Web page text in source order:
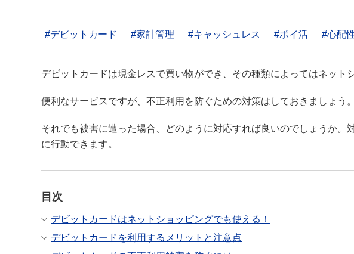
デビットカード 家計管理 キャッシュレス ポイ活 心配
デビットカードは現金レスで買い物ができ、その種類によってはネット
便利なサービスですが、不正利用を防ぐための対策はしておきましょう
それでも被害に遭った場合、どのように対応すれば良いのでしょうか
に行動できます。
目次
デビットカードはネットショッピングでも使える！
デビットカードを利用するメリットと注意点